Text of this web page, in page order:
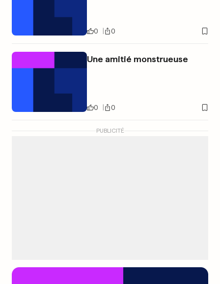
0 0
Une amitié monstrueuse
0 0
PUBLICITÉ